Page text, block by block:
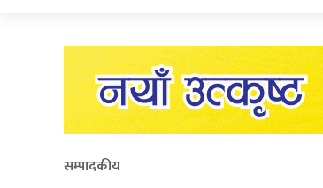
सम्पादकीय